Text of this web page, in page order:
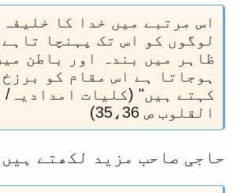
اس مرتبے ميں خدا کا خليفہ
لوگوں کو اس تک پہنچا تاہے
ظاہر ميں بندہ اور باطن
ہوجاتا ہے اس مقام کو
کہتے ہيں" (کليات امداديہ/
القلوب ص 35،36)
حاجی صاحب مزيد لکھتے ہيں